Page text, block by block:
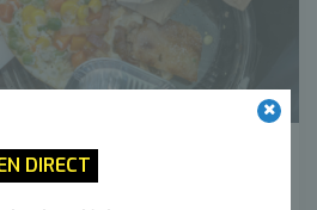
DIRECTalimentaire